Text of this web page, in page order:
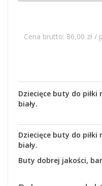
Cena brutto: 86,00 zł /
Dziecięce buty do
biały.
Dziecięce buty do
biały.
Buty dobrej jakości,